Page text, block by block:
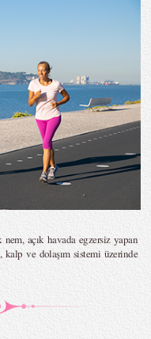
açık havada egzersiz yapan
kalp ve dolaşım sistemi üzerinde